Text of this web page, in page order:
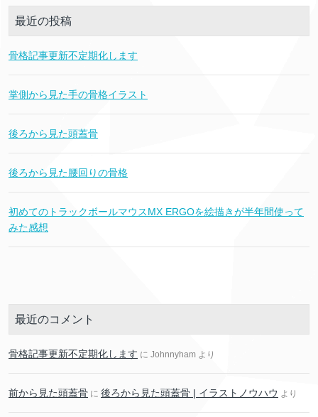
最近の投稿
骨格記事更新不定期化します
掌側から見た手の骨格イラスト
後ろから見た頭蓋骨
後ろから見た腰回りの骨格
初めてのトラックボールマウスMX ERGOを絵描きが半年間使って
みた感想
最近のコメント
骨格記事更新不定期化します に Johnnyham より
前から見た頭蓋骨 に 後ろから見た頭蓋骨 | イラストノウハウ より